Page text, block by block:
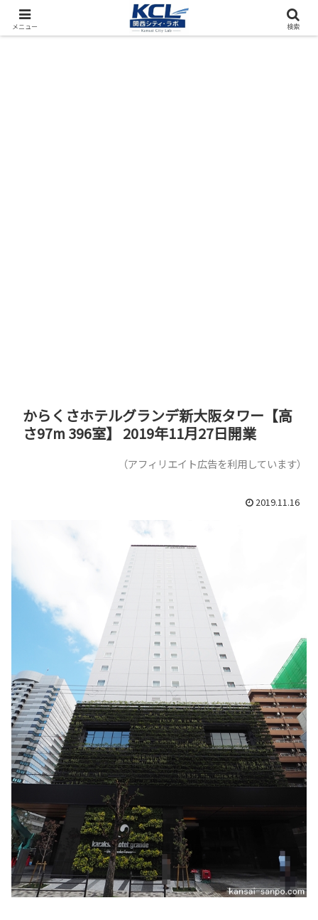
都市再開発をフィールド調査（累計アクセス数4000万PV）
からくさホテルグランデ新大阪タワー【高
さ97m 396室】 2019年11月27日開業
（アフィリエイト広告を利用しています）
2019.11.16
メニュー 検索